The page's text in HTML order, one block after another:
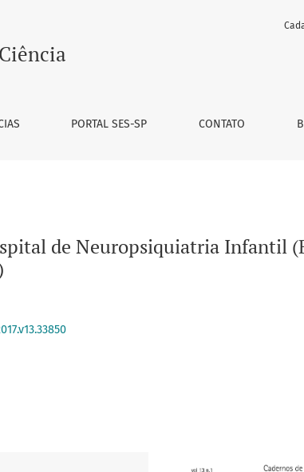
Horizonte – MG)
PORTAL SES-SP CONTATO
de Neuropsiquiatria Infantil